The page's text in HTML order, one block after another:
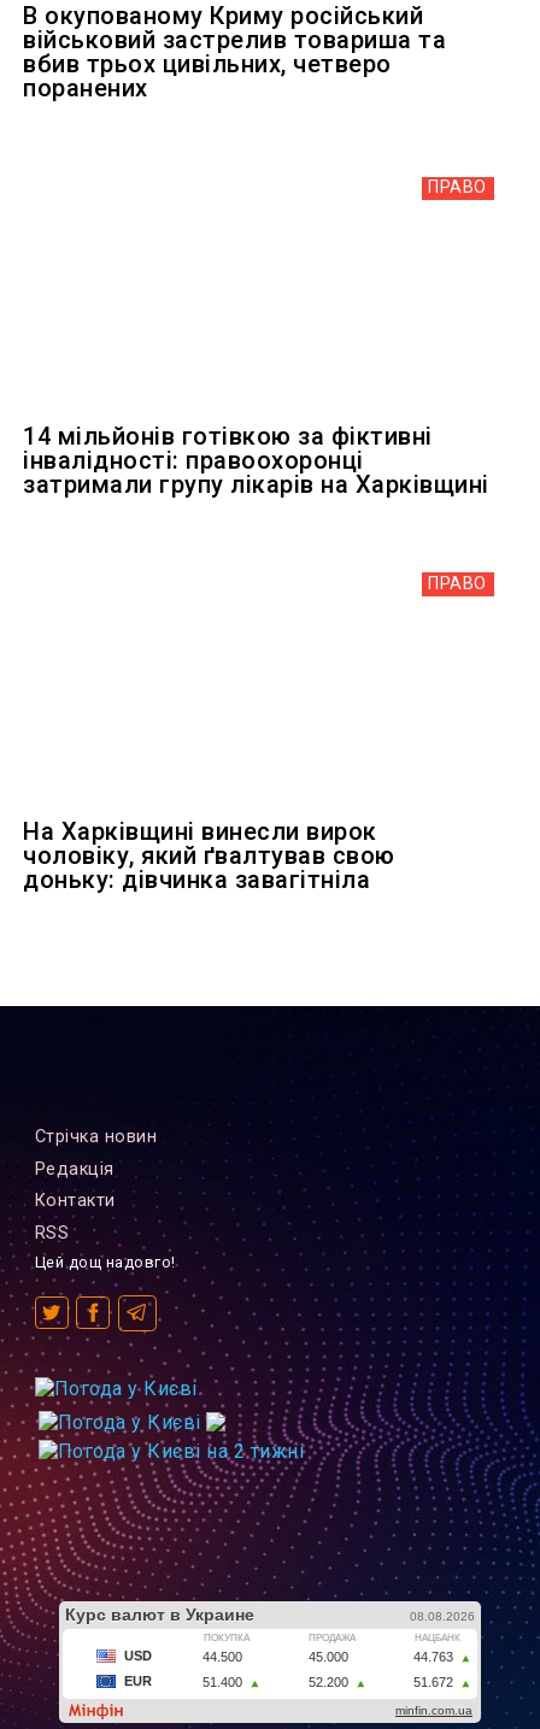
В окупованому Криму російський
військовий застрелив товариша та
вбив трьох цивільних, четверо
поранених
ПРАВО
14 мільйонів готівкою за фіктивні
інвалідності: правоохоронці
затримали групу лікарів на Харківщині
ПРАВО
На Харківщині винесли вирок
чоловіку, який ґвалтував свою
доньку: дівчинка завагітніла
Стрiчка новин
Редакцiя
Контакти
RSS
Цей дощ надовго!